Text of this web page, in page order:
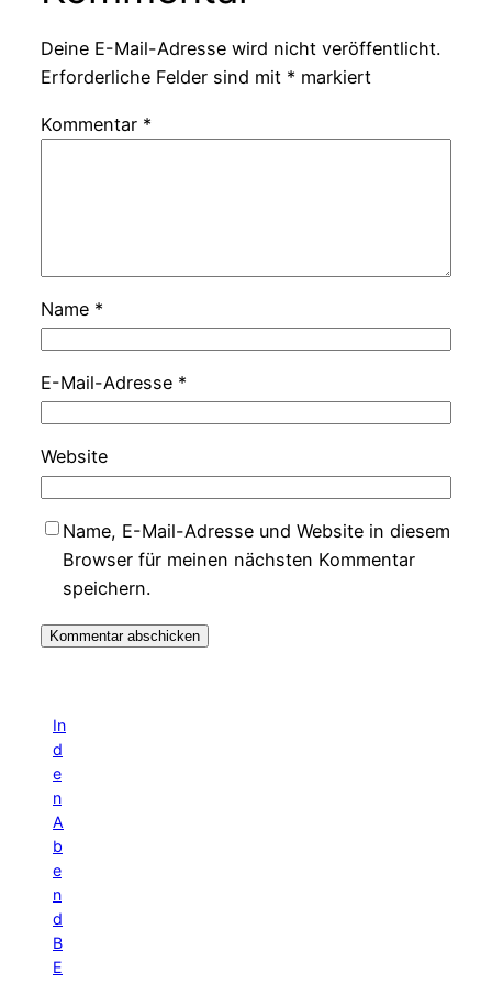
Deine E-Mail-Adresse wird nicht veröffentlicht.
Erforderliche Felder sind mit * markiert
Kommentar *
Name *
E-Mail-Adresse *
Website
Name, E-Mail-Adresse und Website in diesem
Browser für meinen nächsten Kommentar
speichern.
In
d
e
n
A
b
e
n
d
B
E